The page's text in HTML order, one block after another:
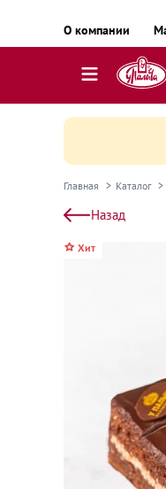
О компании
Колбаса
Сыр и
Десерты
Главная Каталог
Назад
Хит